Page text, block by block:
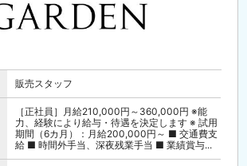
販売スタッフ
［正社員］月給210,000円～360,000円 ※能
力、経験により給与・待遇を決定します ※ 試用
期間（6カ月）：月給200,000円～ ■ 交通費支
給 ■ 時間外手当、深夜残業手当 ■ 業績賞与...